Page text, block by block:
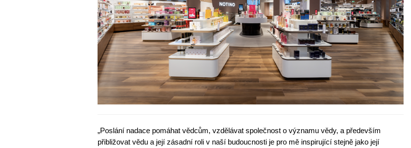
„Poslání nadace pomáhat vědcům, vzdělávat společnost o významu vědy, a především
přibližovat vědu a její zásadní roli v naší budoucnosti je pro mě inspirující stejně jako její